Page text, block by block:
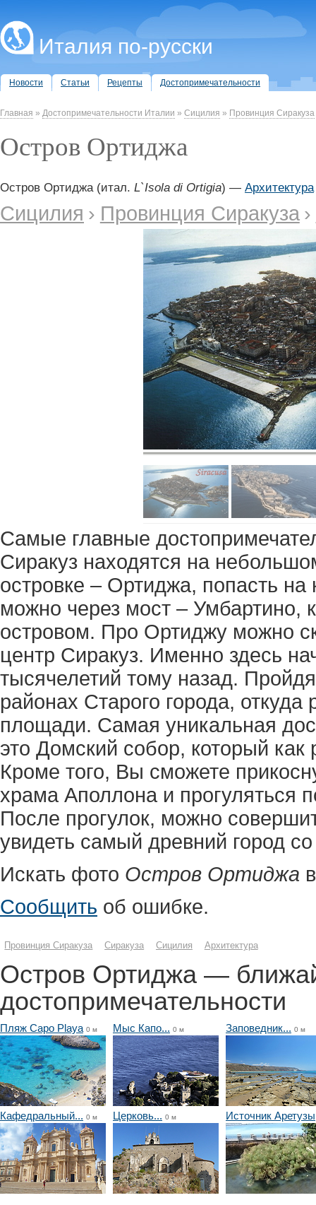
Италия по-русски
Новости Статьи Рецепты Достопримечательности
Главная » Достопримечательности Италии » Сицилия » Провинция Сиракуза
Остров Ортиджа
Остров Ортиджа (итал. L`Isola di Ortigia) — Архитектура
Сицилия › Провинция Сиракуза ›
Самые главные
Сиракуз находятся на
островке – Ортиджа, попасть на
можно через мост – Умбартино,
островом. Про Ортиджу можно
центр Сиракуз. Именно здесь
тысячелетий тому назад.
районах Старого города,
площади. Самая уникальная
это Домский собор, который
Кроме того, Вы сможете
храма Аполлона и прогуляться
После прогулок, можно
увидеть самый древний город
Искать фото Остров Ортиджа
Сообщить об ошибке.
Провинция Сиракуза Сиракуза Сицилия Архитектура
Остров Ортиджа —
достопримечательности
Пляж Capo Playa 0 м Мыс Капо... 0 м Заповедник... 0 м
Кафедральный... 0 м Церковь... 0 м Источник Аретузы